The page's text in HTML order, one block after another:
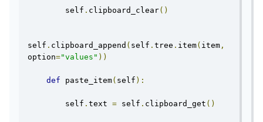
self .clipboard_clear ()
self .clipboard_append (self .tree .item (item
option="values" ))
def paste_item (self ):
self .text = self .clipboard_get ()